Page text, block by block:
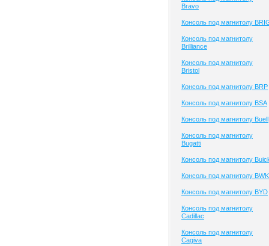
Bravo
Консоль под магнитолу
Консоль под магнитолу
Brilliance
Консоль под магнитолу
Bristol
Консоль под магнитолу BRP
Консоль под магнитолу BSA
Консоль под магнитолу Buell
Консоль под магнитолу
Bugatti
Консоль под магнитолу
Консоль под магнитолу BWK
Консоль под магнитолу BYD
Консоль под магнитолу
Cadillac
Консоль под магнитолу
Cagiva